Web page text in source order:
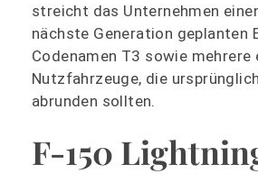
streicht das Unternehmen
nächste Generation geplanten
Codenamen T3 sowie mehrere
Nutzfahrzeuge, die
abrunden sollten.
F-150